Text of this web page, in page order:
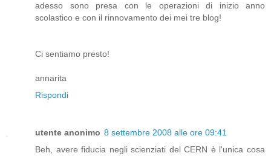
adesso sono presa con le operazioni di inizio anno
scolastico e con il rinnovamento dei mei tre blog!
Ci sentiamo presto!
annarita
Rispondi
utente anonimo 8 settembre 2008 alle ore 09:41
Beh, avere fiducia negli scienziati del CERN è l'unica cosa